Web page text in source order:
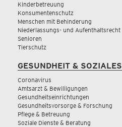
Kinderbetreuung
Konsumentenschutz
Menschen mit Behinderung
Niederlassungs- und Aufenthaltsrecht
Senioren
Tierschutz
GESUNDHEIT & SOZIALES
Coronavirus
Amtsarzt & Bewilligungen
Gesundheitseinrichtungen
Gesundheitsvorsorge & Forschung
Pflege & Betreuung
Soziale Dienste & Beratung